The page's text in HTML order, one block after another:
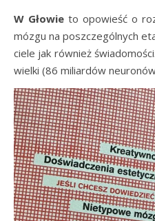
W Głowie to opowieść o
mózgu na poszczególnych
ciele jak również
wielki (86 miliardów